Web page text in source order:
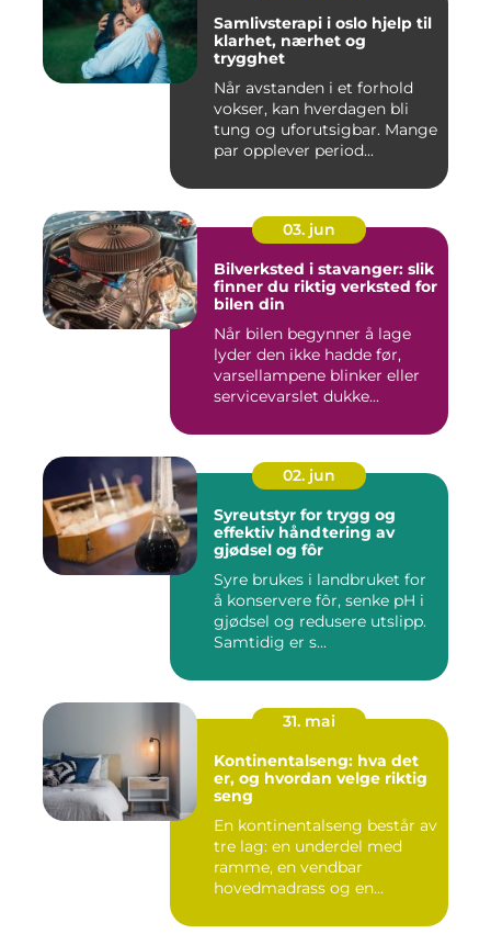
Samlivsterapi i oslo hjelp til
klarhet, nærhet og
trygghet
Når avstanden i et forhold
vokser, kan hverdagen bli
tung og uforutsigbar. Mange
par opplever period...
03. jun
Bilverksted i stavanger: slik
finner du riktig verksted for
bilen din
Når bilen begynner å lage
lyder den ikke hadde før,
varsellampene blinker eller
servicevarslet dukke...
02. jun
Syreutstyr for trygg og
effektiv håndtering av
gjødsel og fôr
Syre brukes i landbruket for
å konservere fôr, senke pH i
gjødsel og redusere utslipp.
Samtidig er s...
31. mai
Kontinentalseng: hva det
er, og hvordan velge riktig
seng
En kontinentalseng består av
tre lag: en underdel med
ramme, en vendbar
hovedmadrass og en